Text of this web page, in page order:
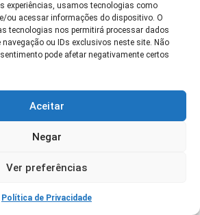
experiências, usamos tecnologias como
ou acessar informações do dispositivo. O
tecnologias nos permitirá processar dados
ou IDs exclusivos neste site. Não
pode afetar negativamente certos
Aceitar
Negar
Ver preferências
Política de Privacidade
Vantagens Desvantagens
ideal
pequenos
Limitação no
produção
preciso da